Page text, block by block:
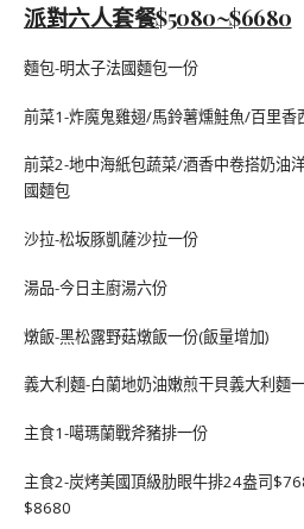
派對六人套餐$5080~$6680
麵包-明太子法國麵包一份
前菜1-炸魔鬼雞翅/馬鈴薯燻鮭魚/百里香
前菜2-地中海紙包蔬菜/酒香中卷搭奶油
國麵包
沙拉-松坂豚凱薩沙拉一份
湯品-今日主廚湯六份
燉飯-黑松露野菇燉飯一份(飯量增加)
義大利麵-白蘭地奶油嫩煎干貝義大利麵
主食1-噶瑪蘭戰斧豬排一份
主食2-炭烤美國頂級肋眼牛排24盎司
$8680